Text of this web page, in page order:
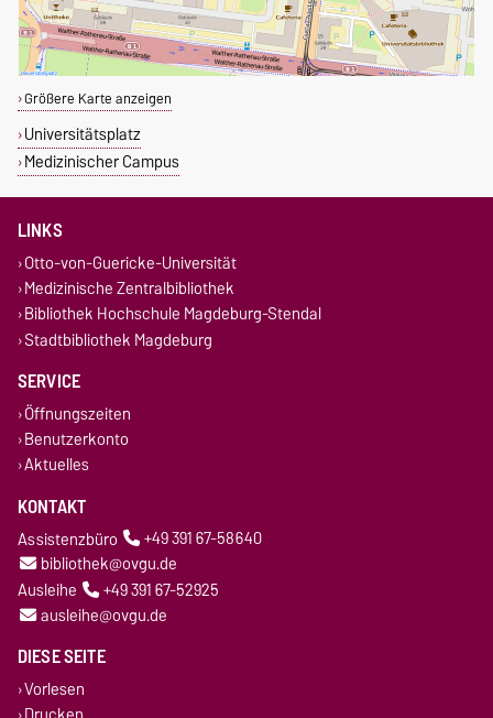
Größere Karte anzeigen
Universitätsplatz
Medizinischer Campus
LINKS
Otto-von-Guericke-Universität
Medizinische Zentralbibliothek
Bibliothek Hochschule Magdeburg-Stendal
Stadtbibliothek Magdeburg
SERVICE
Öffnungszeiten
Benutzerkonto
Aktuelles
KONTAKT
Assistenzbüro
+49 391 67-58640
bibliothek@ovgu.de
Ausleihe
+49 391 67-52925
ausleihe@ovgu.de
DIESE SEITE
Vorlesen